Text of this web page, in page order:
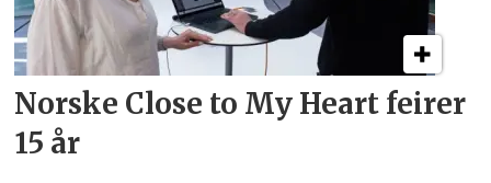
Norske Close to My Heart feirer
15 år